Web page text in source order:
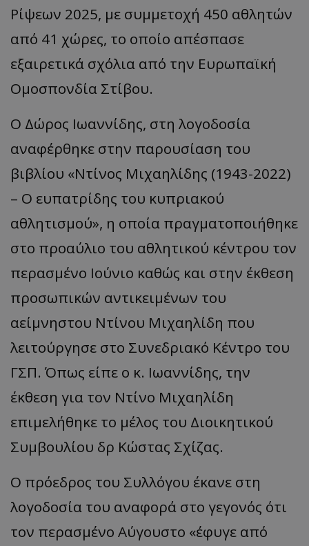
Ρίψεων 2025, με συμμετοχή 450 αθλητών
από 41 χώρες, το οποίο απέσπασε
εξαιρετικά σχόλια από την Ευρωπαϊκή
Ομοσπονδία Στίβου.
Ο Δώρος Ιωαννίδης, στη λογοδοσία
αναφέρθηκε στην παρουσίαση του
βιβλίου «Ντίνος Μιχαηλίδης (1943-2022)
– Ο ευπατρίδης του κυπριακού
αθλητισμού», η οποία πραγματοποιήθηκε
στο προαύλιο του αθλητικού κέντρου τον
περασμένο Ιούνιο καθώς και στην έκθεση
προσωπικών αντικειμένων του
αείμνηστου Ντίνου Μιχαηλίδη που
λειτούργησε στο Συνεδριακό Κέντρο του
ΓΣΠ. Όπως είπε ο κ. Ιωαννίδης, την
έκθεση για τον Ντίνο Μιχαηλίδη
επιμελήθηκε το μέλος του Διοικητικού
Συμβουλίου δρ Κώστας Σχίζας.
Ο πρόεδρος του Συλλόγου έκανε στη
λογοδοσία του αναφορά στο γεγονός ότι
τον περασμένο Αύγουστο «έφυγε από